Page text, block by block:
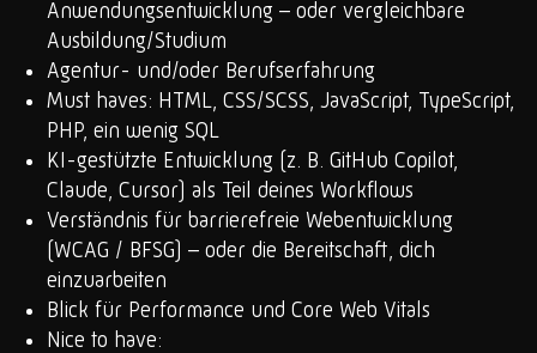
Anwendungsentwicklung – oder vergleichbare
Ausbildung/Studium
Agentur- und/oder Berufserfahrung
Must haves: HTML, CSS/SCSS, JavaScript, TypeScript,
PHP, ein wenig SQL
KI-gestützte Entwicklung (z. B. GitHub Copilot,
Claude, Cursor) als Teil deines Workflows
Verständnis für barrierefreie Webentwicklung
(WCAG / BFSG) – oder die Bereitschaft, dich
einzuarbeiten
Blick für Performance und Core Web Vitals
Nice to have: